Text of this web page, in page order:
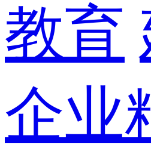
教育
企业